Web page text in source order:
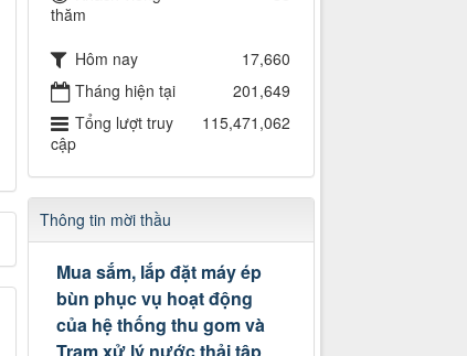
thăm
Hôm nay
17,660
Tháng hiện tại
201,649
Tổng lượt truy
cập
115,471,062
Thông tin mời thầu
Mua sắm, lắp đặt máy ép
bùn phục vụ hoạt động
của hệ thống thu gom và